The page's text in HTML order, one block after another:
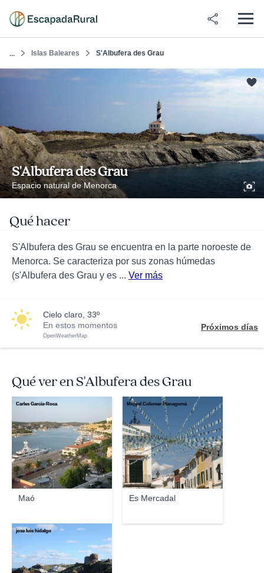
... Islas Baleares S'Albufera des Grau
S'Albufera des Grau
Espacio natural de Menorca
Qué hacer
S'Albufera des Grau se encuentra en la parte noroeste de
Menorca. Se caracteriza por sus zonas húmedas
(s'Albufera des Grau y es ... Ver más
cielo claro, 33º
En estos momentos
OpenWeatherMap
Próximos días
Qué ver en S'Albufera des Grau
Maó
Carles García-Roca
Es Mercadal
Miquel Colomer Planagumà
jose luis hidalgo